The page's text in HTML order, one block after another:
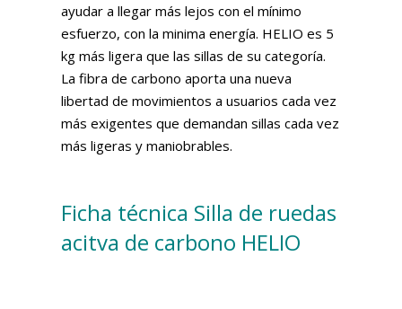
ayudar a llegar más lejos con el mínimo
esfuerzo, con la minima energía. HELIO es 5
kg más ligera que las sillas de su categoría.
La fibra de carbono aporta una nueva
libertad de movimientos a usuarios cada vez
más exigentes que demandan sillas cada vez
más ligeras y maniobrables.
Ficha técnica Silla de ruedas
acitva de carbono HELIO